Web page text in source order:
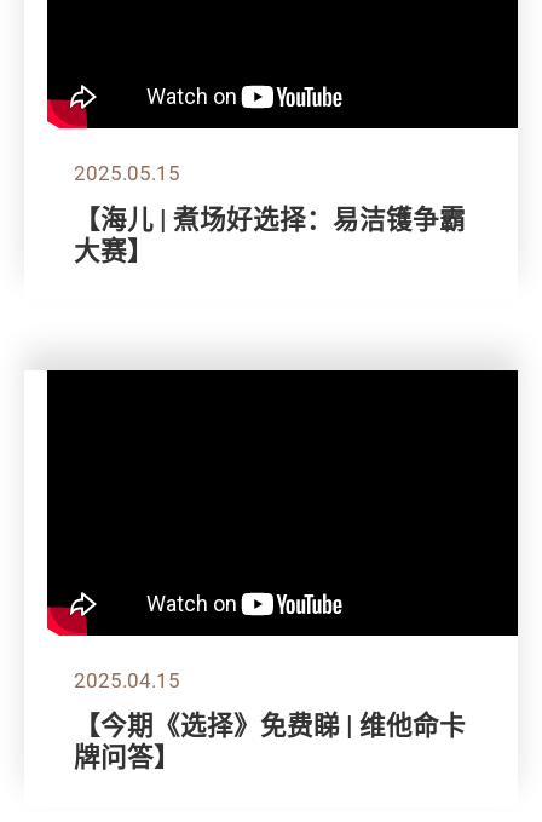
2025.05.15
【海儿 | 煮场好选择：易洁镬争霸
大赛】
2025.04.15
【今期《选择》免费睇 | 维他命卡
牌问答】